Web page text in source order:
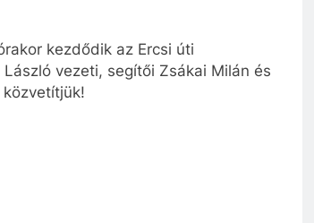
kezdődik az Ercsi úti
vezeti, segítői Zsákai Milán és